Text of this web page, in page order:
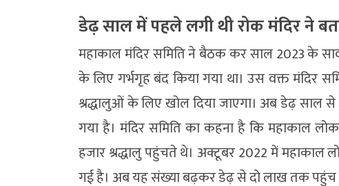
डेढ़ साल में पहले लगी थी रोक मंदिर ने
महाकाल मंदिर समिति ने बैठक कर साल 2023 के
के लिए गर्भगृह बंद किया गया था। उस वक्त मंदिर
श्रद्धालुओं के लिए खोल दिया जाएगा। अब डेढ़ साल
गया है। मंदिर समिति का कहना है कि महाकाल
हजार श्रद्धालु पहुंचते थे। अक्टूबर 2022 में महाकाल
गई है। अब यह संख्या बढ़कर डेढ़ से दो लाख तक पहुंच